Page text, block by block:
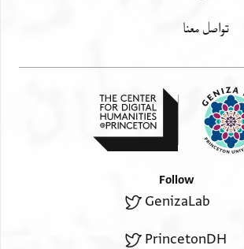
تواصل معنا
Follow
GenizaLab
PrincetonDH